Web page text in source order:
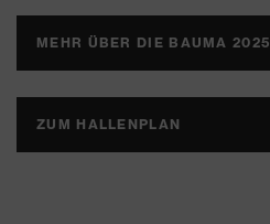
MEHR ÜBER DIE BAUMA 2025
ZUM HALLENPLAN